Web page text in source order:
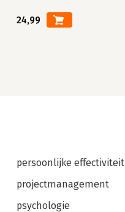
24,99
persoonlijke effectiviteit
projectmanagement
psychologie